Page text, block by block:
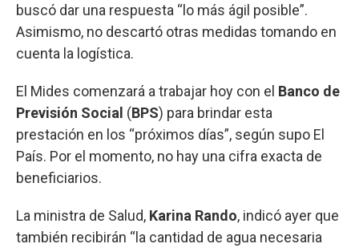
buscó dar una respuesta “lo más ágil posible”.
Asimismo, no descartó otras medidas tomando en
cuenta la logística.
El Mides comenzará a trabajar hoy con el Banco de
Previsión Social (BPS) para brindar esta
prestación en los “próximos días”, según supo El
País. Por el momento, no hay una cifra exacta de
beneficiarios.
La ministra de Salud, Karina Rando, indicó ayer que
también recibirán “la cantidad de agua necesaria